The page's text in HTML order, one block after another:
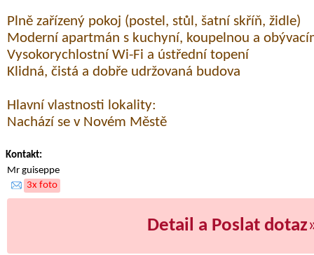
Plně zařízený pokoj (postel, stůl, šatní skříň, židle)
Moderní apartmán s kuchyní, koupelnou a
Vysokorychlostní Wi-Fi a ústřední topení
Klidná, čistá a dobře udržovaná budova
Hlavní vlastnosti lokality:
Nachází se v Novém Městě
Kontakt:
Mr guiseppe
3x foto
Detail a Poslat dotaz